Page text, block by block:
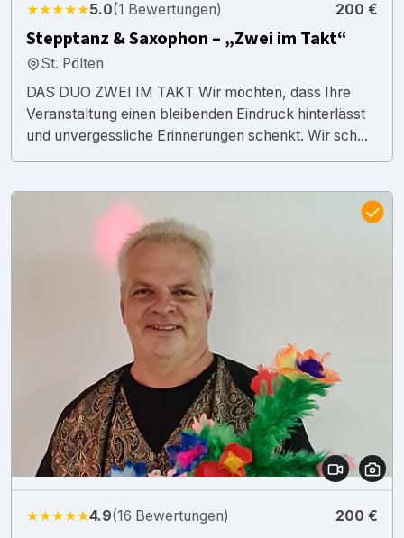
★★★★★5.0(1 Bewertungen) 200 €
Stepptanz & Saxophon – „Zwei im Takt“
St. Pölten
DAS DUO ZWEI IM TAKT Wir möchten, dass Ihre
Veranstaltung einen bleibenden Eindruck hinterlässt
und unvergessliche Erinnerungen schenkt. Wir sch...
★★★★★4.9(16 Bewertungen) 200 €